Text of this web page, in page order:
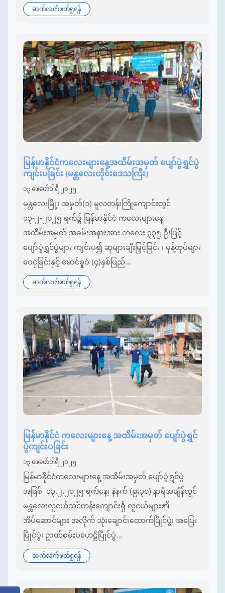
ဆက်လက်ဖတ်ရှုရန်
မြန်မာနိုင်ငံကလေးများနေ့အထိမ်းအမှတ် ပျော်ပွဲရွှင်ပွဲ
ကျင်းပခြင်း (မန္တလေးတိုင်းဒေသကြီး)
၁၃ ဖေဖော်ဝါရီ ၂၀၂၅
မန္တလေးမြို့၊ အမှတ်(၁) မူလတန်းကြိုကျောင်းတွင်
၁၃-၂-၂၀၂၅ ရက်၌ မြန်မာနိုင်ငံ ကလေးများနေ့
အထိမ်းအမှတ် အခမ်းအနားအား ကလေး ၃၃၅ ဦးဖြင့်
ပျော်ပွဲရွှင်ပွဲများ ကျင်းပ၍ ဆုများချီးမြှင့်ခြင်း ၊ မုန့်ထုပ်များ
ဝေငှခြင်းနှင့် မောင်ဓူဝံ (၄)နှစ်ပြည်...
ဆက်လက်ဖတ်ရှုရန်
မြန်မာနိုင်ငံ ကလေးများနေ့ အထိမ်းအမှတ် ပျော်ပွဲရွှင်
ပွဲကျင်းပခြင်း
၁၃ ဖေဖော်ဝါရီ ၂၀၂၅
မြန်မာနိုင်ငံကလေးများနေ့ အထိမ်းအမှတ် ပျော်ပွဲရွှင်ပွဲ
အဖြစ် ၁၃.၂.၂၀၂၅ ရက်နေ့၊ နံနက် (၉း၃၀) နာရီအချိန်တွင်
မန္တလေးလူငယ်သင်တန်းကျောင်းရှိ လူငယ်များ၏
အိပ်ဆောင်များ အလိုက် သုံးချောင်းထောက်ပြိုင်ပွဲ၊ အပြေး
ပြိုင်ပွဲ၊ ဥာဏ်စမ်းပဟေဠိပြိုင်ပွဲ...
ဆက်လက်ဖတ်ရှုရန်